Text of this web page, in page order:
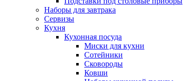
Наборы для завтрака
Сервизы
Кухня
Кухонная посуда
Миски для кухни
Сотейники
Сковороды
Ковши